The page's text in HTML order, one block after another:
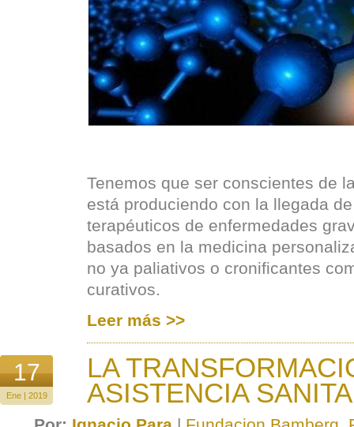
Tenemos que ser conscientes de
está produciendo con la llegada
terapéuticos de enfermedades
basados en la medicina
no ya paliativos o cronificantes
curativos.
Leer más >>
17
Ene | 2019
LA
ASISTENCIA